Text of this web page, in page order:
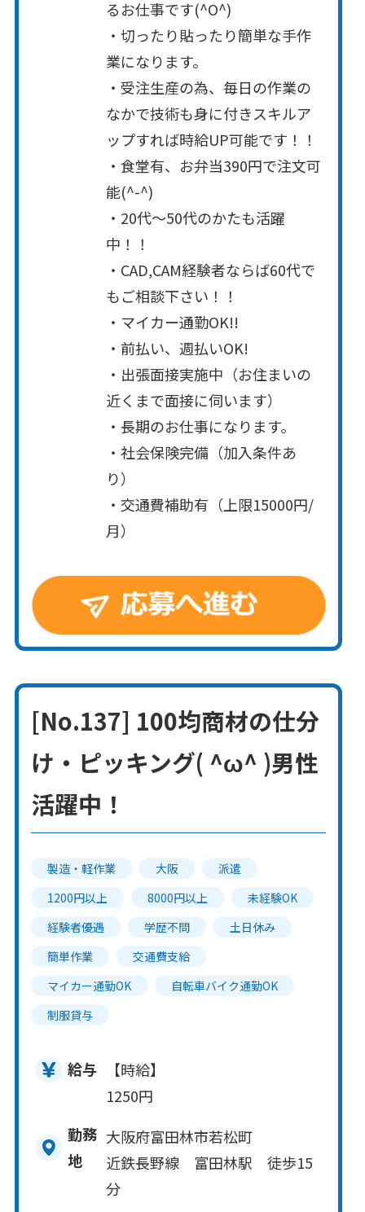
るお仕事です(^O^)
・切ったり貼ったり簡単な手作
業になります。
・受注生産の為、毎日の作業の
なかで技術も身に付きスキルア
ップすれば時給UP可能です！！
・食堂有、お弁当390円で注文可
能(^-^)
・20代～50代のかたも活躍
中！！
・CAD,CAM経験者ならば60代で
もご相談下さい！！
・マイカー通勤OK!!
・前払い、週払いOK!
・出張面接実施中（お住まいの
近くまで面接に伺います）
・長期のお仕事になります。
・社会保険完備（加入条件あ
り）
・交通費補助有（上限15000円/
月）
[No.137] 100均商材の仕分
け・ピッキング( ^ω^ )男性
活躍中！
製造・軽作業 大阪
派遣
1200円以上
8000円以上
未経験OK
経験者優遇
学歴不問
土日休み
簡単作業
交通費支給
マイカー通勤OK
自転車バイク通勤OK
制服貸与
給与
【時給】
1250円
勤務
地
大阪府富田林市若松町
近鉄長野線 富田林駅 徒歩15
分